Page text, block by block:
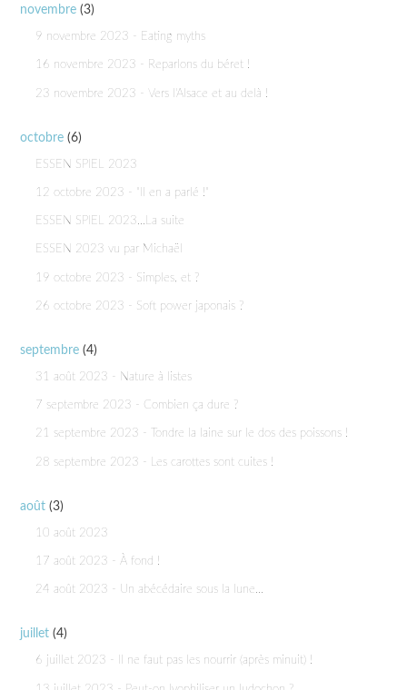
novembre (3)
9 novembre 2023 - Eating myths
16 novembre 2023 - Reparlons du béret !
23 novembre 2023 - Vers l'Alsace et au delà !
octobre (6)
ESSEN SPIEL 2023
12 octobre 2023 - "Il en a parlé !"
ESSEN SPIEL 2023...La suite
ESSEN 2023 vu par Michaël
19 octobre 2023 - Simples, et ?
26 octobre 2023 - Soft power japonais ?
septembre (4)
31 août 2023 - Nature à listes
7 septembre 2023 - Combien ça dure ?
21 septembre 2023 - Tondre la laine sur le dos des poissons !
28 septembre 2023 - Les carottes sont cuites !
août (3)
10 août 2023
17 août 2023 - À fond !
24 août 2023 - Un abécédaire sous la lune...
juillet (4)
6 juillet 2023 - Il ne faut pas les nourrir (après minuit) !